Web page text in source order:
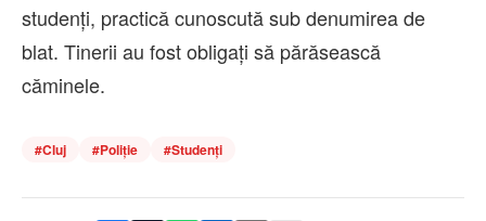
studenți, practică cunoscută sub denumirea de
blat. Tinerii au fost obligați să părăsească
căminele.
#Cluj #Poliție #Studenți